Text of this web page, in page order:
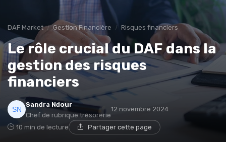
DAF Market Gestion Financière Risques financiers
Le rôle crucial du DAF dans la
gestion des risques
financiers
Sandra Ndour
Chef de rubrique trésorerie
12 novembre 2024
10 min de lecture Partager cette page